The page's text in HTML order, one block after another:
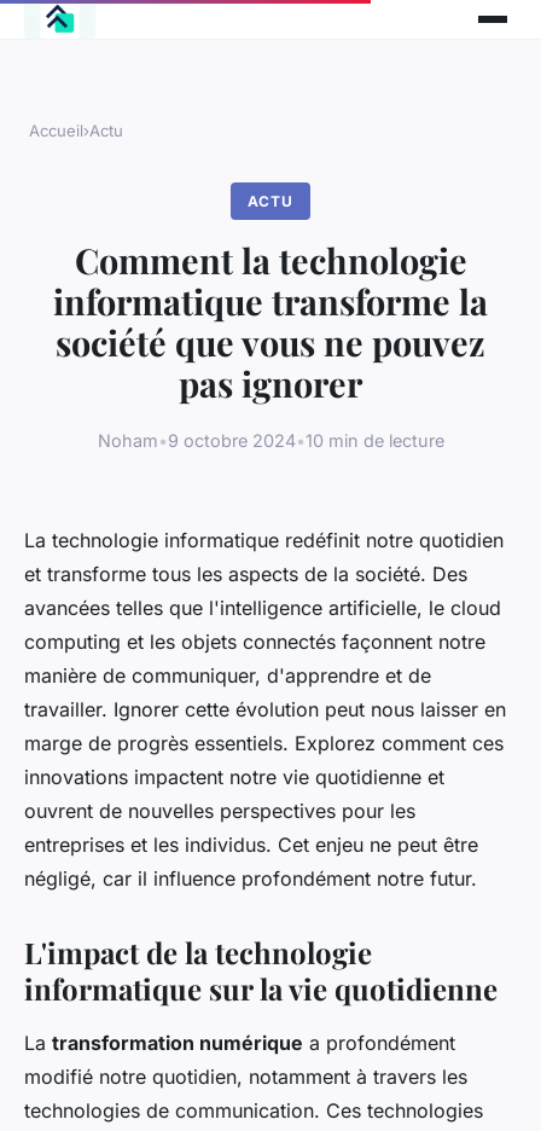
Accueil›Actu
ACTU
Comment la technologie
informatique transforme la
société que vous ne pouvez
pas ignorer
Noham•9 octobre 2024•10 min de lecture
La technologie informatique redéfinit notre quotidien
et transforme tous les aspects de la société. Des
avancées telles que l'intelligence artificielle, le cloud
computing et les objets connectés façonnent notre
manière de communiquer, d'apprendre et de
travailler. Ignorer cette évolution peut nous laisser en
marge de progrès essentiels. Explorez comment ces
innovations impactent notre vie quotidienne et
ouvrent de nouvelles perspectives pour les
entreprises et les individus. Cet enjeu ne peut être
négligé, car il influence profondément notre futur.
L'impact de la technologie
informatique sur la vie quotidienne
La transformation numérique a profondément
modifié notre quotidien, notamment à travers les
technologies de communication. Ces technologies